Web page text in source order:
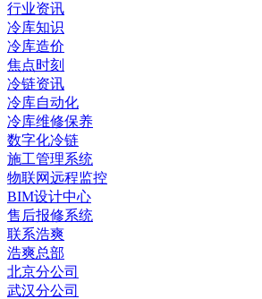
行业资讯
冷库知识
冷库造价
焦点时刻
冷链资讯
冷库自动化
冷库维修保养
数字化冷链
施工管理系统
物联网远程监控
BIM设计中心
售后报修系统
联系浩爽
浩爽总部
北京分公司
武汉分公司